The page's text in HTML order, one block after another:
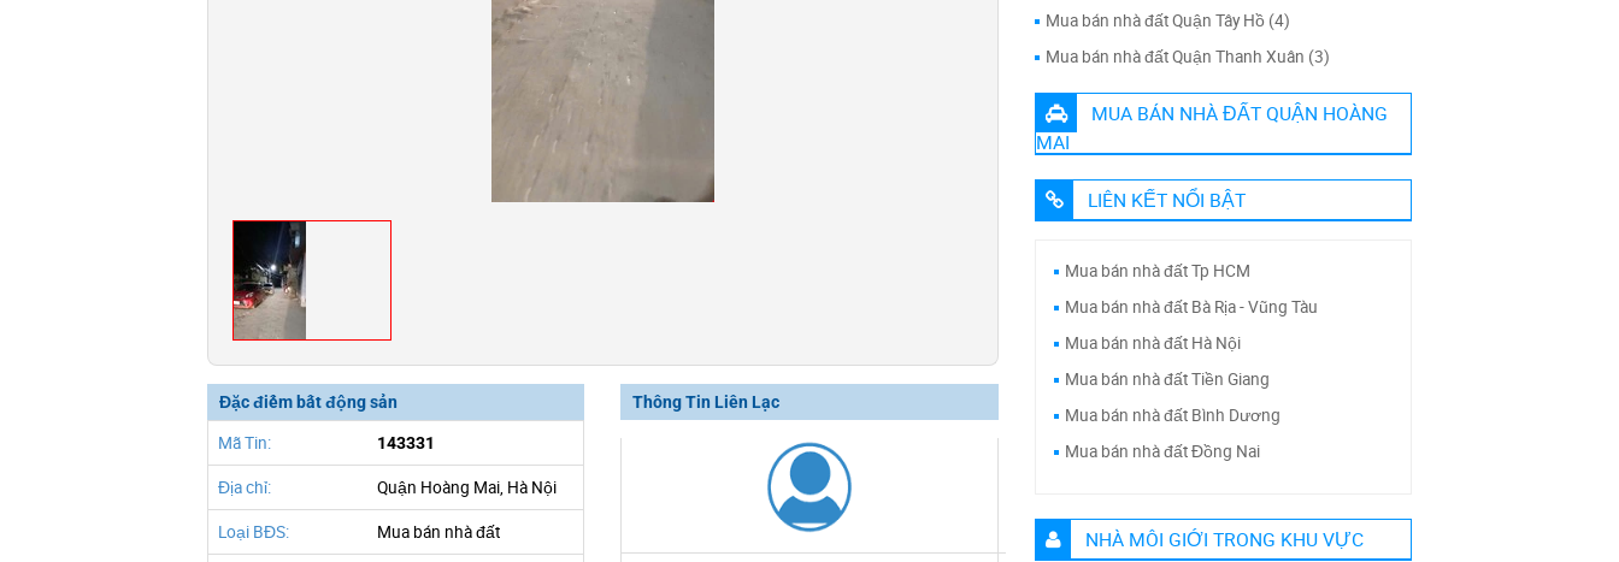
Đặc điểm bất động sản
Mã Tin: 143331
Địa chỉ: Quận Hoàng Mai, Hà Nội
Loại BĐS: Mua bán nhà đất
Thông Tin Liên Lạc
Mua bán nhà đất Quận Tây Hồ (4)
Mua bán nhà đất Quận Thanh Xuân (3)
MUA BÁN NHÀ ĐẤT QUẬN HOÀNG
MAI
LIÊN KẾT NỔI BẬT
Mua bán nhà đất Tp HCM
Mua bán nhà đất Bà Rịa - Vũng Tàu
Mua bán nhà đất Hà Nội
Mua bán nhà đất Tiền Giang
Mua bán nhà đất Bình Dương
Mua bán nhà đất Đồng Nai
NHÀ MÔI GIỚI TRONG KHU VỰC